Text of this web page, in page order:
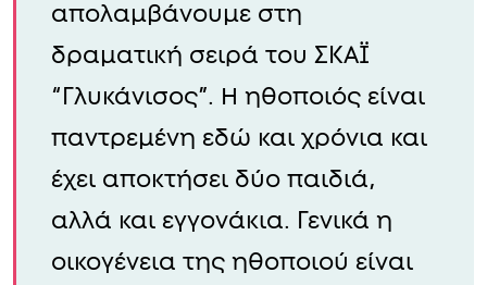
απολαμβάνουμε στη
δραματική σειρά του ΣΚΑΪ
“Γλυκάνισος”. Η ηθοποιός είναι
παντρεμένη εδώ και χρόνια και
έχει αποκτήσει δύο παιδιά,
αλλά και εγγονάκια. Γενικά η
οικογένεια της ηθοποιού είναι